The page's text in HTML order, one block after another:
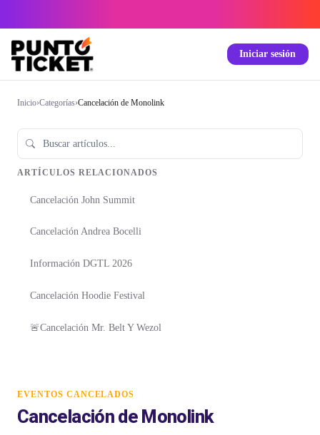
Iniciar sesión
Inicio›Categorías›Cancelación de Monolink
ARTÍCULOS RELACIONADOS
Cancelación John Summit
Cancelación Andrea Bocelli
Información DGTL 2026
Cancelación Hoodie Festival
🚨Cancelación Mr. Belt Y Wezol
EVENTOS CANCELADOS
Cancelación de Monolink